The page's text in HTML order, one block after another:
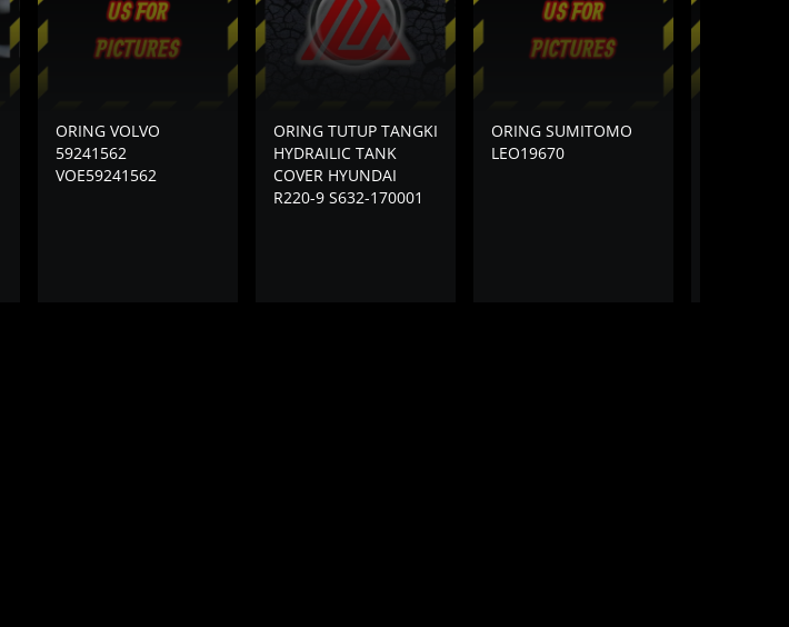
ORING VOLVO
59241562
VOE59241562
ORING TUTUP TANGKI
HYDRAILIC TANK
COVER HYUNDAI
R220-9 S632-170001
ORING SUMITOMO
LEO19670